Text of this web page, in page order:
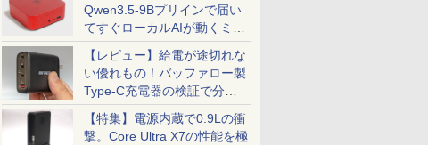
Qwen3.5-9Bプリインで届い
てすぐローカルAIが動くミニ
PC「SER9 Pro」
【レビュー】給電が途切れな
い優れもの！バッファロー製
Type-C充電器の検証で分か
ったこと
【特集】電源内蔵で0.9Lの衝
撃。Core Ultra X7の性能を極